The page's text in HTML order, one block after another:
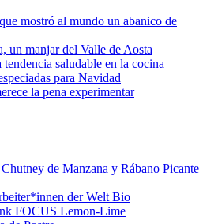
mostró al mundo un abanico de
un manjar del Valle de Aosta
saludable en la cocina
para Navidad
la pena experimentar
de Manzana y Rábano Picante
der Welt Bio
FOCUS Lemon-Lime